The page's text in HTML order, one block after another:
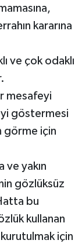
kararına
ve çok odaklı
mesafeyi
göstermesi
görme için
yakın
gözlüksüz
bu
kullanan
için